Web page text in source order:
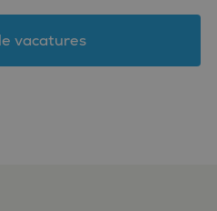
vacatures